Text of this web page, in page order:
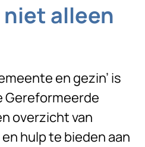
alleen
en gezin’ is
Gereformeerde
overzicht van
hulp te bieden aan